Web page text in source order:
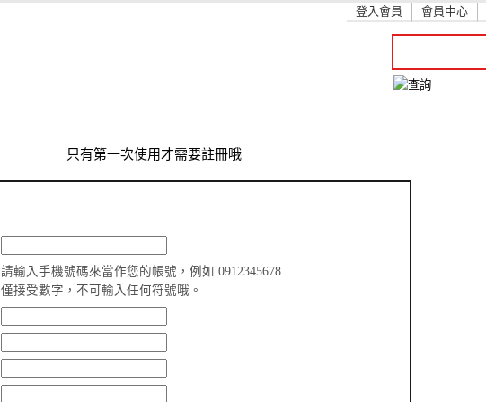
登入會員 會員中心
只有第一次使用才需要註冊哦
請輸入手機號碼來當作您的帳號，例如 0912345678
僅接受數字，不可輸入任何符號哦。